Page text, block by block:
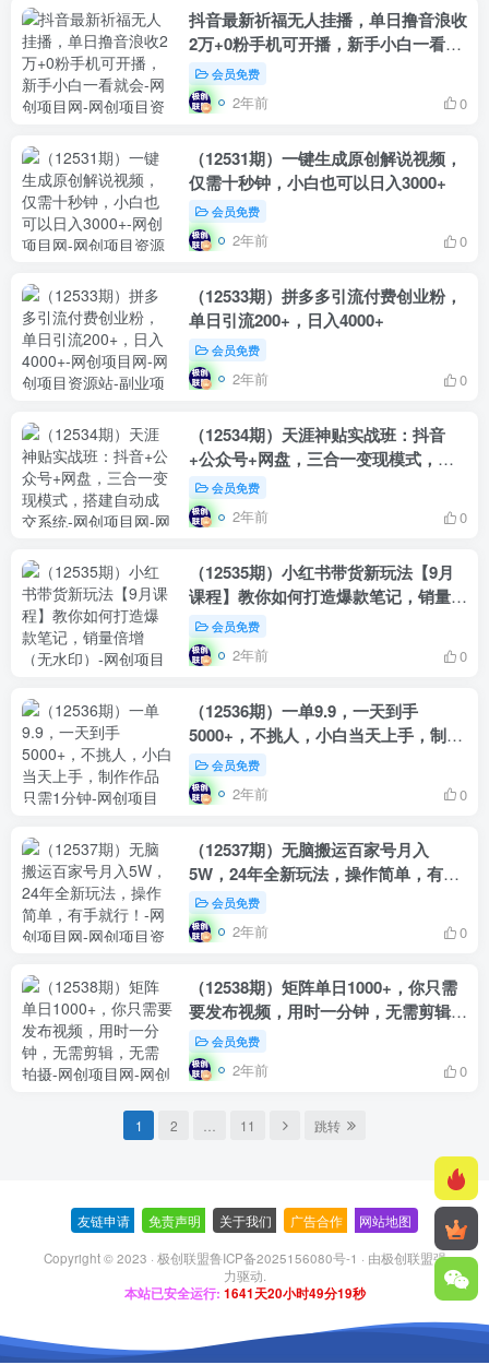
抖音最新祈福无人挂播，单日撸音浪收
2万+0粉手机可开播，新手小白一看就
会 会员免费
2年前 0
（12531期）一键生成原创解说视频，
仅需十秒钟，小白也可以日入3000+
会员免费
2年前 0
（12533期）拼多多引流付费创业粉，
单日引流200+，日入4000+
会员免费
2年前 0
（12534期）天涯神贴实战班：抖音
+公众号+网盘，三合一变现模式，搭
建自动成交系统
会员免费
2年前 0
（12535期）小红书带货新玩法【9月
课程】教你如何打造爆款笔记，销量倍
增（无水印）
会员免费
2年前 0
（12536期）一单9.9，一天到手
5000+，不挑人，小白当天上手，制作
作品只需1分钟
会员免费
2年前 0
（12537期）无脑搬运百家号月入
5W，24年全新玩法，操作简单，有手
就行！
会员免费
2年前 0
（12538期）矩阵单日1000+，你只需
要发布视频，用时一分钟，无需剪辑，
无需拍摄
会员免费
2年前 0
1 2 11 跳转
友链申请 免责声明 关于我们 广告合作 网站地图
Copyright © 2023 · 极创联盟鲁ICP备2025156080号-1 · 由极创联盟强
力驱动.
本站已安全运行: 1641天20小时49分20秒